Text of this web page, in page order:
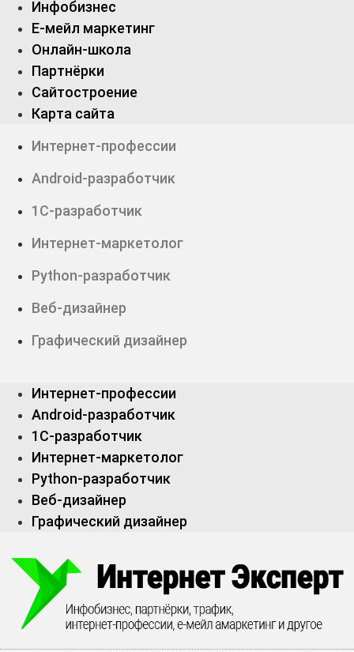
Инфобизнес
Е-мейл маркетинг
Онлайн-школа
Партнёрки
Сайтостроение
Карта сайта
Интернет-профессии
Android-разработчик
1С-разработчик
Интернет-маркетолог
Python-разработчик
Веб-дизайнер
Графический дизайнер
Интернет-профессии
Android-разработчик
1С-разработчик
Интернет-маркетолог
Python-разработчик
Веб-дизайнер
Графический дизайнер